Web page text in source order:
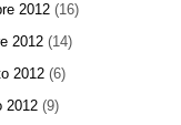
2012 (16)
2012(14)
2012 (6)
2012 (9)